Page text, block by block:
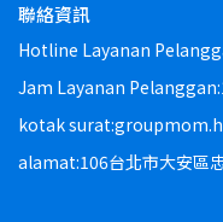
聯絡資訊
Hotline Layanan
Jam Layanan
kotak
alamat:106台北市大安區